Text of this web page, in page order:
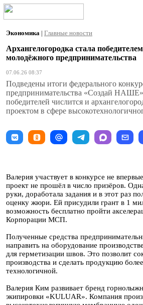
Экономика | Главные новости
Архангелогородка стала
молодёжного предпринимательства
07.06.26 08:37
Подведены итоги федерального
предпринимательства «Создай
победителей числится и
проектом в сфере
Валерия участвует в конкурсе не
проект не прошёл в число призёров.
руки, доработала задания и в этот раз
оценку жюри. Ей присудили грант в 1
возможность бесплатно пройти
Корпорации МСП.
Полученные средства
направить на оборудование
для герметизации швов. Это позволит
производства и сделать продукцию
технологичной.
Валерия Ким развивает бренд
экипировки «KULUAR». Компания